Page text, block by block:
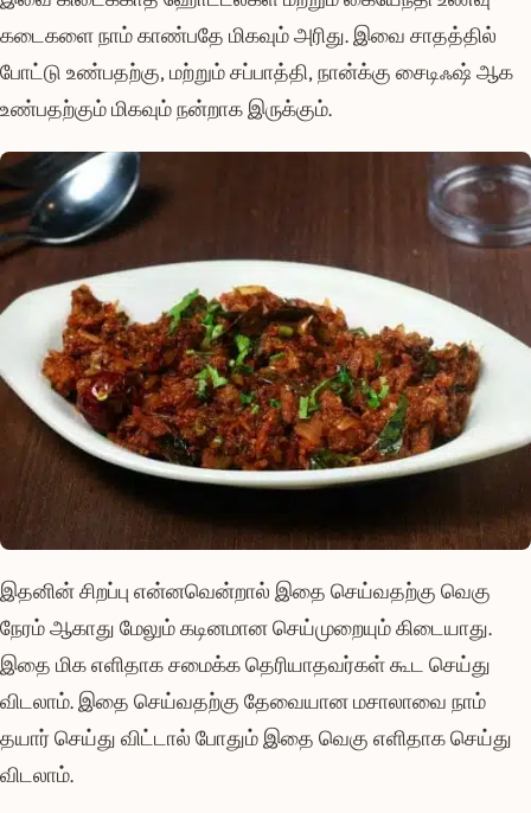
கடைகளை நாம் காண்பதே மிகவும் அரிது. இவை சாதத்தில்
போட்டு உண்பதற்கு, மற்றும் சப்பாத்தி, நான்க்கு சைடிஃஷ் ஆக
உண்பதற்கும் மிகவும் நன்றாக இருக்கும்.
இதனின் சிறப்பு என்னவென்றால் இதை செய்வதற்கு வெகு
நேரம் ஆகாது மேலும் கடினமான செய்முறையும் கிடையாது.
இதை மிக எளிதாக சமைக்க தெரியாதவர்கள் கூட செய்து
விடலாம். இதை செய்வதற்கு தேவையான மசாலாவை நாம்
தயார் செய்து விட்டால் போதும் இதை வெகு எளிதாக செய்து
விடலாம்.